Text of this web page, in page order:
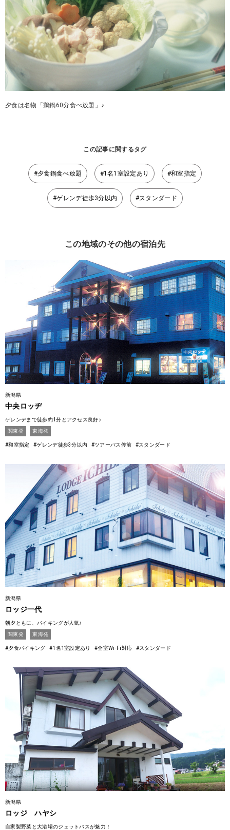
夕食は名物「鶏鍋60分食べ放題」♪
この記事に関するタグ
#夕食鍋食べ放題 #1名1室設定あり #和室指定
#ゲレンデ徒歩3分以内 #スタンダード
この地域のその他の宿泊先
新潟県
中央ロッヂ
ゲレンデまで徒歩約1分とアクセス良好♪
関東発
東海発
#和室指定 #ゲレンデ徒歩3分以内 #ツアーバス停前 #スタンダード
新潟県
ロッジ一代
朝夕ともに、バイキングが人気♪
関東発
東海発
#夕食バイキング #1名1室設定あり #全室Wi-Fi対応 #スタンダード
新潟県
ロッジ ハヤシ
自家製野菜と大浴場のジェットバスが魅力！